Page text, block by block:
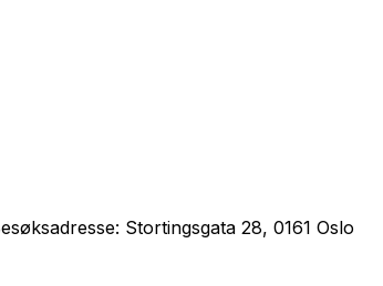
Stortingsgata 28, 0161 Oslo